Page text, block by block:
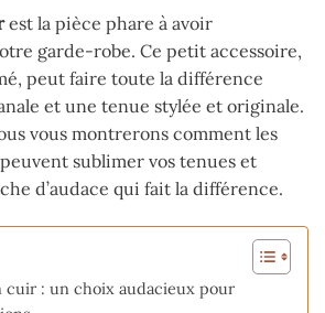
est la pièce phare à avoir
garde-robe. Ce petit accessoire,
peut faire toute la différence
et une tenue stylée et originale.
vous montrerons comment les
sublimer vos tenues et
d’audace qui fait la différence.
cuir : un choix audacieux pour